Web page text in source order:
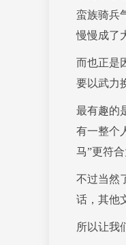
蛮族骑兵
慢慢成了
而也正是
要以武力
最有趣的
有一整个
马”更符
不过当然
话，其他
所以让我